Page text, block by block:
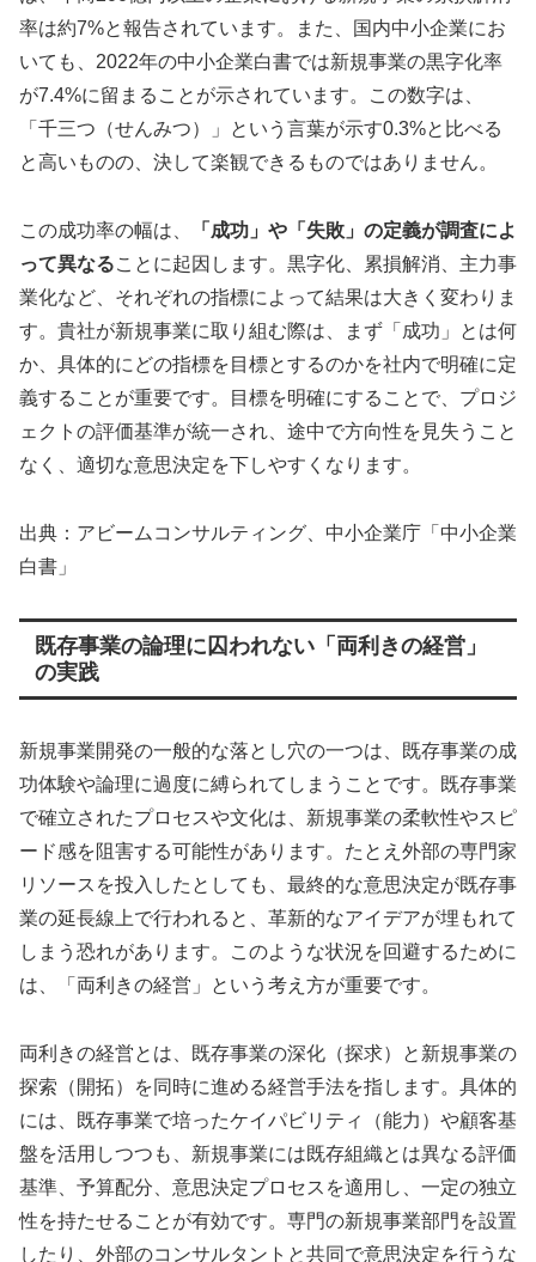
率は約7%と報告されています。また、国内中小企業にお
いても、2022年の中小企業白書では新規事業の黒字化率
が7.4%に留まることが示されています。この数字は、
「千三つ（せんみつ）」という言葉が示す0.3%と比べる
と高いものの、決して楽観できるものではありません。
この成功率の幅は、
「成功」や「失敗」の定義が調査によ
って異なることに起因します。黒字化、累損解消、主力事
業化など、それぞれの指標によって結果は大きく変わりま
す。貴社が新規事業に取り組む際は、まず「成功」とは何
か、具体的にどの指標を目標とするのかを社内で明確に定
義することが重要です。目標を明確にすることで、プロジ
ェクトの評価基準が統一され、途中で方向性を見失うこと
なく、適切な意思決定を下しやすくなります。
出典：アビームコンサルティング、中小企業庁「中小企業
白書」
既存事業の論理に囚われない「両利きの経営」
の実践
新規事業開発の一般的な落とし穴の一つは、既存事業の成
功体験や論理に過度に縛られてしまうことです。既存事業
で確立されたプロセスや文化は、新規事業の柔軟性やスピ
ード感を阻害する可能性があります。たとえ外部の専門家
リソースを投入したとしても、最終的な意思決定が既存事
業の延長線上で行われると、革新的なアイデアが埋もれて
しまう恐れがあります。このような状況を回避するために
は、「両利きの経営」という考え方が重要です。
両利きの経営とは、既存事業の深化（探求）と新規事業の
探索（開拓）を同時に進める経営手法を指します。具体的
には、既存事業で培ったケイパビリティ（能力）や顧客基
盤を活用しつつも、新規事業には既存組織とは異なる評価
基準、予算配分、意思決定プロセスを適用し、一定の独立
性を持たせることが有効です。専門の新規事業部門を設置
したり、外部のコンサルタントと共同で意思決定を行うな